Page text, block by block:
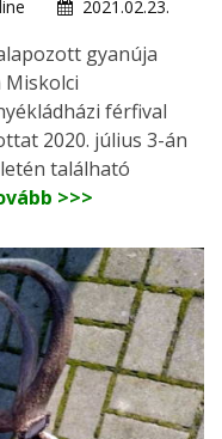
2021.02.23.
gyanúja
férfival
2020. július 3-án
található
>>>